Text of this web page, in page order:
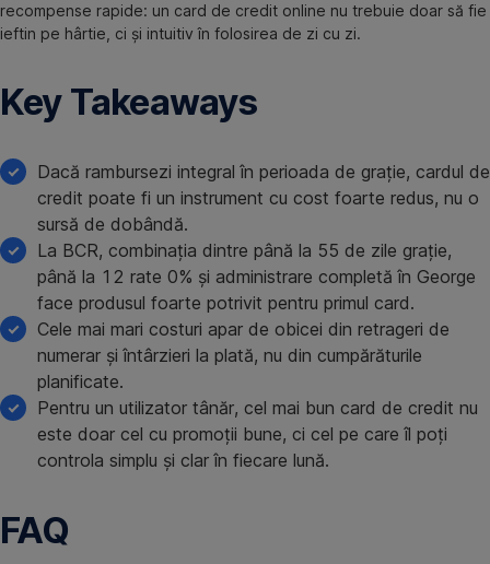
recompense rapide: un card de credit online nu trebuie doar să fie
ieftin pe hârtie, ci și intuitiv în folosirea de zi cu zi.
Key Takeaways
Dacă rambursezi integral în perioada de grație, cardul de
credit poate fi un instrument cu cost foarte redus, nu o
sursă de dobândă.
La BCR, combinația dintre până la 55 de zile grație,
până la 12 rate 0% și administrare completă în George
face produsul foarte potrivit pentru primul card.
Cele mai mari costuri apar de obicei din retrageri de
numerar și întârzieri la plată, nu din cumpărăturile
planificate.
Pentru un utilizator tânăr, cel mai bun card de credit nu
este doar cel cu promoții bune, ci cel pe care îl poți
controla simplu și clar în fiecare lună.
FAQ